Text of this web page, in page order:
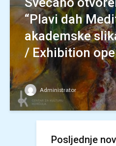
“Plavi dah
akademske
/ Exhibition
Administrator
Posljednje